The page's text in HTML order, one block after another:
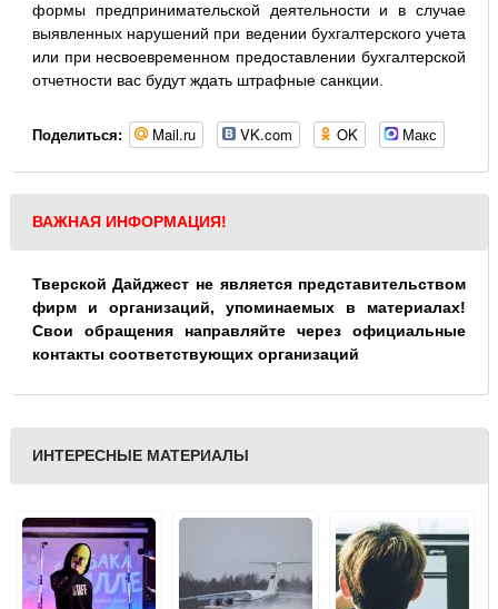
формы предпринимательской деятельности и в случае
выявленных нарушений при ведении бухгалтерского учета
или при несвоевременном предоставлении бухгалтерской
отчетности вас будут ждать штрафные санкции.
Поделиться: Mail.ru VK.com OK Макс
ВАЖНАЯ ИНФОРМАЦИЯ!
Тверской Дайджест не является представительством
фирм и организаций, упоминаемых в материалах!
Свои обращения направляйте через официальные
контакты соответствующих организаций
ИНТЕРЕСНЫЕ МАТЕРИАЛЫ